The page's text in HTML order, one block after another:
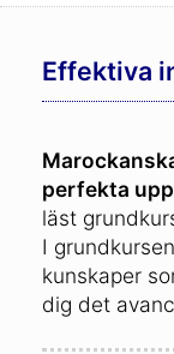
Effektiva
perfekta
läst
I
kunskaper
dig det